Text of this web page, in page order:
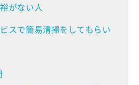
がない人
スで簡易清掃をしてもらい